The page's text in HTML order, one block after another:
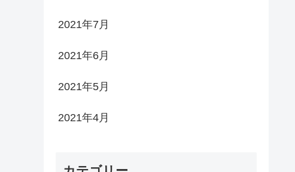
2021年7月
2021年6月
2021年5月
2021年4月